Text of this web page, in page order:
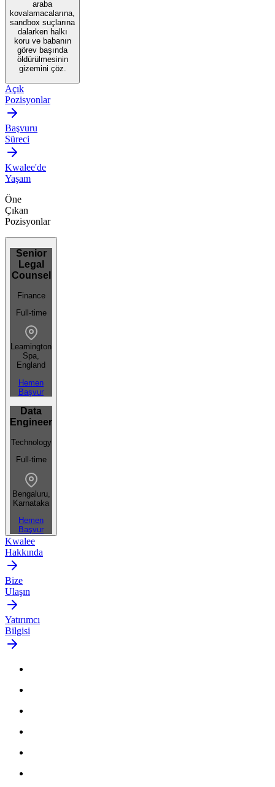
araba
kovalamacalarına,
sandbox suçlarına
dalarken halkı
koru ve babanın
görev başında
öldürülmesinin
gizemini çöz.
Açık
Pozisyonlar
Başvuru
Süreci
Kwalee'de
Yaşam
Öne
Çıkan
Pozisyonlar
Senior
Legal
Counsel
Finance
Full-time
Leamington
Spa,
England
Hemen
Başvur
Data
Engineer
Technology
Full-time
Bengaluru,
Karnataka
Hemen
Başvur
Kwalee
Hakkında
Bize
Ulaşın
Yatırımcı
Bilgisi